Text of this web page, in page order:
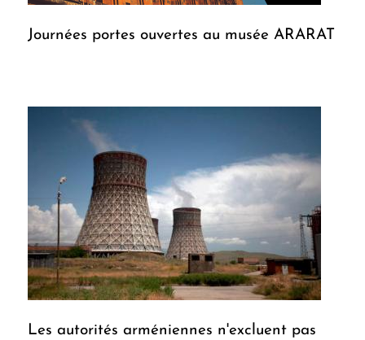
Journées portes ouvertes au musée ARARAT
Les autorités arméniennes n'excluent pas